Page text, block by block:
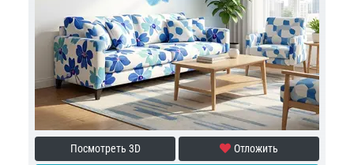
Посмотреть 3D Отложить